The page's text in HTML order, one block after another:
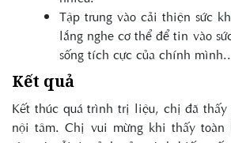
Tập trung vào cải thiện sức
lắng nghe cơ thể để tin vào
sống tích cực của chính mình..
Kết quả
Kết thúc quá trình trị liệu, chị đã
nội tâm. Chị vui mừng khi thấy toàn